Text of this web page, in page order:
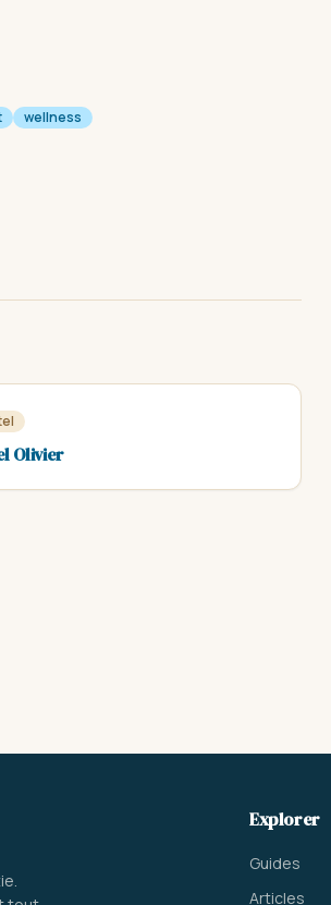
wellness
Olivier
Explorer
Guides
Articles